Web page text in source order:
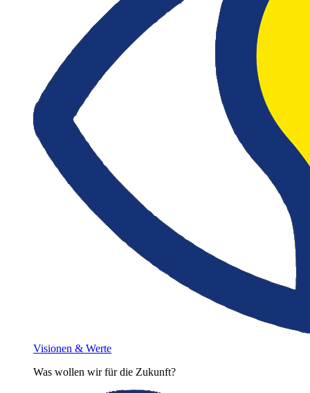
Visionen & Werte
Was wollen wir für die Zukunft?